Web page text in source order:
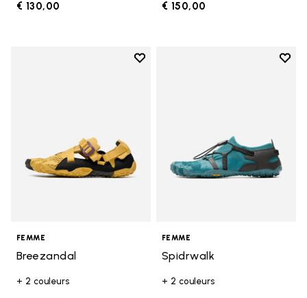
€ 130,00 € 150,00
Add to wishlist
FEMME
Breezandal
+ 2 couleurs
Add
FEMME
Spidrwalk
+ 2 couleurs